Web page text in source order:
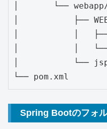
│       └──
│           ├──
│           │   ├──
│           │   └──
│           └──
└── pom.xml
Spring Bootのフォ